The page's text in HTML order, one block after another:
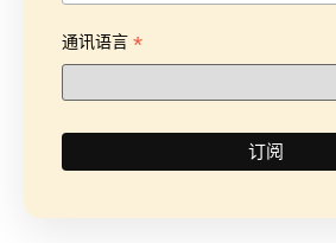
通讯语言 *